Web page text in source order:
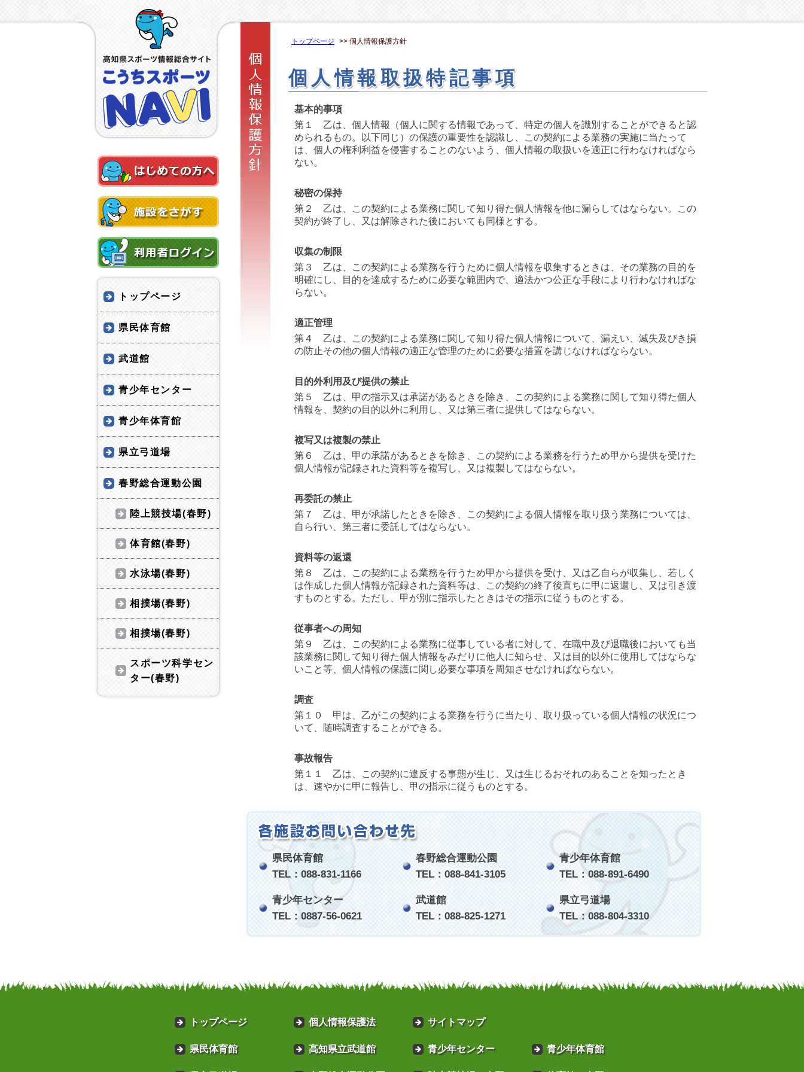
トップページ >> 個人情報保護方針
個人情報取扱特記事項
基本的事項
第１ 乙は、個人情報（個人に関する情報であって、特定の個人を識別することができると認
められるもの。以下同じ）の保護の重要性を認識し、この契約による業務の実施に当たって
は、個人の権利利益を侵害することのないよう、個人情報の取扱いを適正に行わなければなら
ない。
秘密の保持
第２ 乙は、この契約による業務に関して知り得た個人情報を他に漏らしてはならない。この
契約が終了し、又は解除された後においても同様とする。
収集の制限
第３ 乙は、この契約による業務を行うために個人情報を収集するときは、その業務の目的を
明確にし、目的を達成するために必要な範囲内で、適法かつ公正な手段により行わなければな
らない。
適正管理
第４ 乙は、この契約による業務に関して知り得た個人情報について、漏えい、滅失及びき損
の防止その他の個人情報の適正な管理のために必要な措置を講じなければならない。
目的外利用及び提供の禁止
第５ 乙は、甲の指示又は承諾があるときを除き、この契約による業務に関して知り得た個人
情報を、契約の目的以外に利用し、又は第三者に提供してはならない。
複写又は複製の禁止
第６ 乙は、甲の承諾があるときを除き、この契約による業務を行うため甲から提供を受けた
個人情報が記録された資料等を複写し、又は複製してはならない。
再委託の禁止
第７ 乙は、甲が承諾したときを除き、この契約による個人情報を取り扱う業務については、
自ら行い、第三者に委託してはならない。
資料等の返還
第８ 乙は、この契約による業務を行うため甲から提供を受け、又は乙自らが収集し、若しく
は作成した個人情報が記録された資料等は、この契約の終了後直ちに甲に返還し、又は引き渡
すものとする。ただし、甲が別に指示したときはその指示に従うものとする。
従事者への周知
第９ 乙は、この契約による業務に従事している者に対して、在職中及び退職後においても当
該業務に関して知り得た個人情報をみだりに他人に知らせ、又は目的以外に使用してはならな
いこと等、個人情報の保護に関し必要な事項を周知させなければならない。
調査
第１０ 甲は、乙がこの契約による業務を行うに当たり、取り扱っている個人情報の状況につ
いて、随時調査することができる。
事故報告
第１１ 乙は、この契約に違反する事態が生じ、又は生じるおそれのあることを知ったとき
は、速やかに甲に報告し、甲の指示に従うものとする。
県民体育館
TEL：088-831-1166
春野総合運動公園
TEL：088-841-3105
青少年体育館
TEL：088-891-6490
青少年センター
TEL：0887-56-0621
武道館
TEL：088-825-1271
県立弓道場
TEL：088-804-3310
トップページ
県民体育館
武道館
青少年センター
青少年体育館
県立弓道場
春野総合運動公園
陸上競技場(春野)
体育館(春野)
水泳場(春野)
相撲場(春野)
相撲場(春野)
スポーツ科学セン
ター(春野)
トップページ 個人情報保護法 サイトマップ
県民体育館 高知県立武道館 青少年センター 青少年体育館